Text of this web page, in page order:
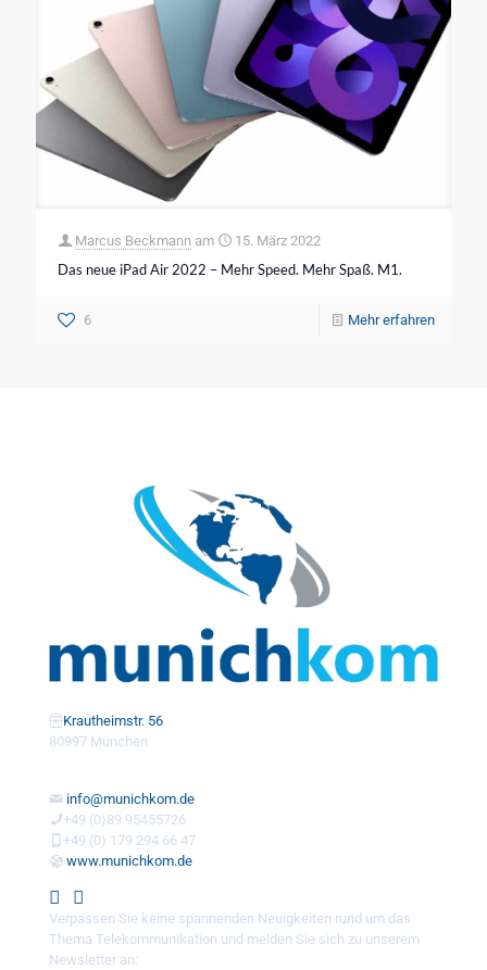
Marcus Beckmann am 15. März 2022
Das neue iPad Air 2022 – Mehr Speed. Mehr Spaß. M1.
6 Mehr erfahren
Krautheimstr. 56
80997 München
info@munichkom.de
+49 (0)89 95455726
+49 (0) 179 294 66 47
www.munichkom.de
Verpassen Sie keine spannenden Neuigkeiten rund um das
Thema Telekommunikation und melden Sie sich zu unserem
Newsletter an: